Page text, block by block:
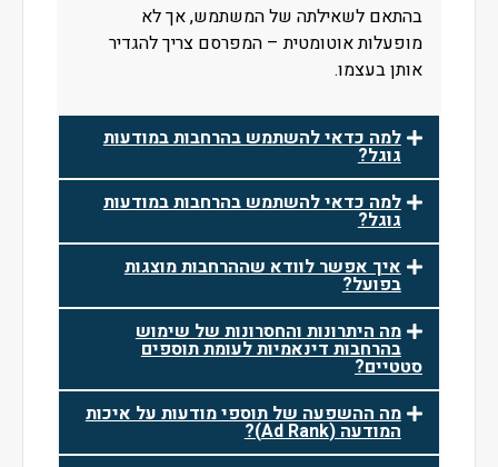
בהתאם לשאילתה של המשתמש, אך לא
מופעלות אוטומטית – המפרסם צריך להגדיר
אותן בעצמו.
למה כדאי להשתמש בהרחבות במודעות
גוגל?
למה כדאי להשתמש בהרחבות במודעות
גוגל?
איך אפשר לוודא שההרחבות מוצגות
בפועל?
מה היתרונות והחסרונות של שימוש
בהרחבות דינאמיות לעומת תוספים
סטטיים?
מה ההשפעה של תוספי מודעות על איכות
המודעה (Ad Rank)?